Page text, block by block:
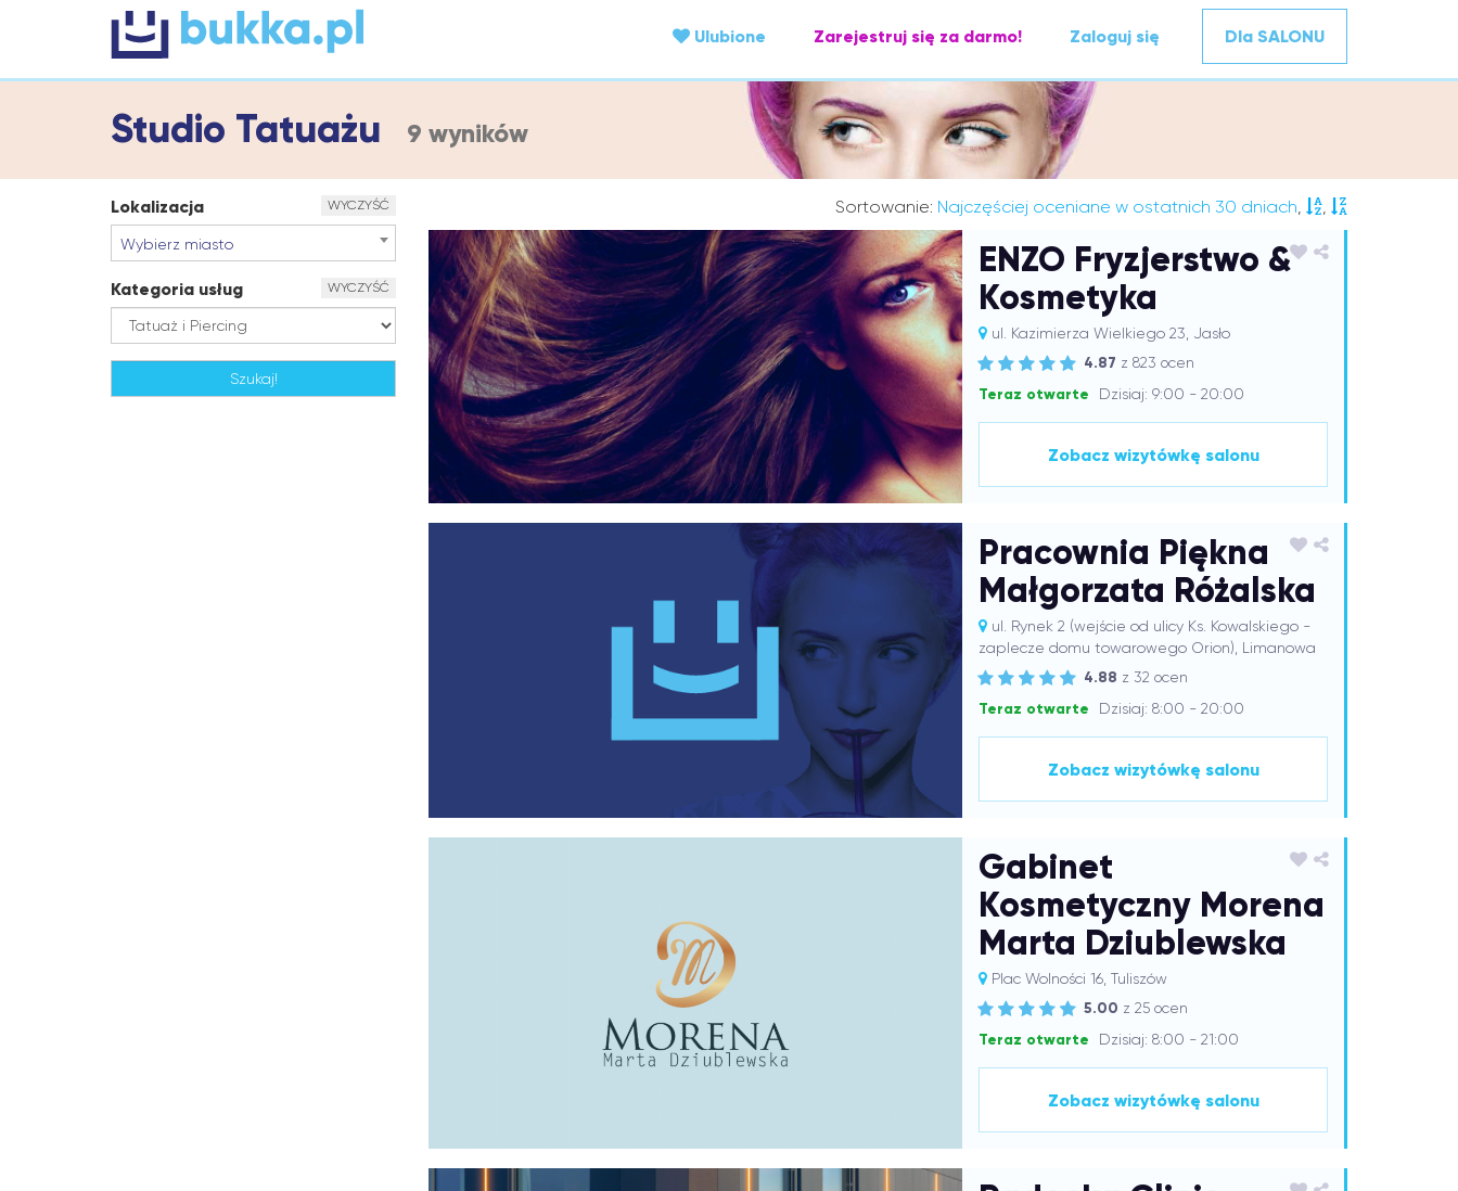
Ulubione Zarejestruj się za darmo! Zaloguj się Dla SALONU
Studio Tatuażu 9 wyników
Lokalizacja WYCZYŚĆ
Wybierz miasto
Kategoria usług WYCZYŚĆ
Sortowanie: Najczęściej oceniane w ostatnich 30 dniach, ,
ENZO Fryzjerstwo &
Kosmetyka
ul. Kazimierza Wielkiego 23, Jasło
4.87 z 823 ocen
Teraz otwarte Dzisiaj: 9:00 - 20:00
Zobacz wizytówkę salonu
Pracownia Piękna
Małgorzata Różalska
ul. Rynek 2 (wejście od ulicy Ks. Kowalskiego -
zaplecze domu towarowego Orion), Limanowa
4.88 z 32 ocen
Teraz otwarte Dzisiaj: 8:00 - 20:00
Zobacz wizytówkę salonu
Gabinet
Kosmetyczny Morena
Marta Dziublewska
Plac Wolności 16, Tuliszów
5.00 z 25 ocen
Teraz otwarte Dzisiaj: 8:00 - 21:00
Zobacz wizytówkę salonu